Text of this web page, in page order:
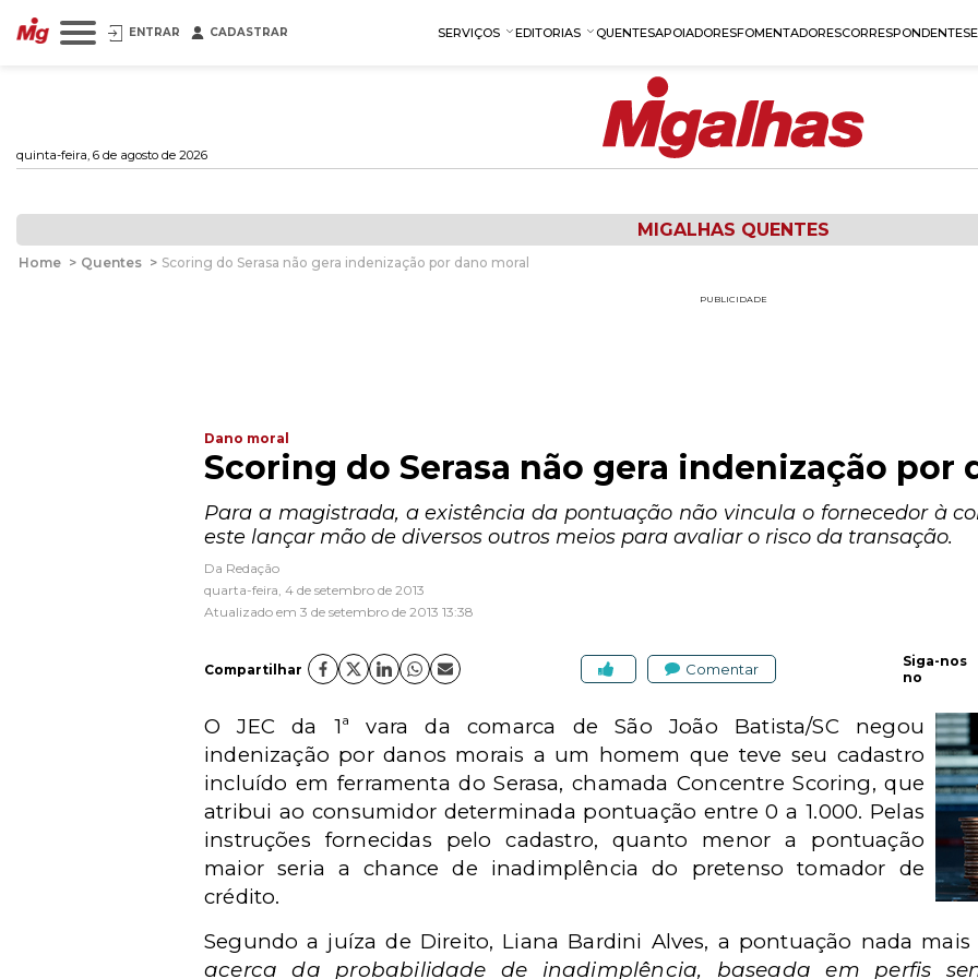
ENTRAR CADASTRAR SERVIÇOS EDITORIAS QUENTESAPOIADORESFOMENTADORESCORRESPONDENTES
quinta-feira, 6 de agosto de 2026
MIGALHAS QUENTES
Home > Quentes > Scoring do Serasa não gera indenização por dano moral
PUBLICIDADE
Dano moral
Scoring do Serasa não gera indenização por
Para a magistrada, a existência da pontuação não vincula o fornecedor à
este lançar mão de diversos outros meios para avaliar o risco da transação.
Da Redação
quarta-feira, 4 de setembro de 2013
Atualizado em 3 de setembro de 2013 13:38
Compartilhar Comentar
Siga-nos
no
O JEC da 1ª vara da comarca de São João Batista/SC negou
indenização por danos morais a um homem que teve seu cadastro
incluído em ferramenta do Serasa, chamada Concentre Scoring, que
atribui ao consumidor determinada pontuação entre 0 a 1.000. Pelas
instruções fornecidas pelo cadastro, quanto menor a pontuação
maior seria a chance de inadimplência do pretenso tomador de
crédito.
Segundo a juíza de Direito, Liana Bardini Alves, a pontuação nada
acerca da probabilidade de inadimplência, baseada em perfis